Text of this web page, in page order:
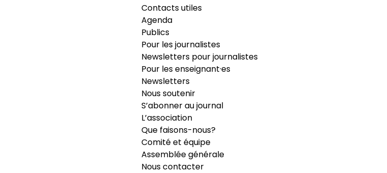
Contacts utiles
Agenda
Publics
Pour les journalistes
Newsletters pour journalistes
Pour les enseignant·es
Newsletters
Nous soutenir
S’abonner au journal
L’association
Que faisons-nous?
Comité et équipe
Assemblée générale
Nous contacter